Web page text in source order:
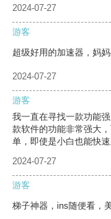
2024-07-27
游客
超级好用的加速器，妈
2024-07-27
游客
我一直在寻找一款功能
款软件的功能非常强大
单，即使是小白也能快速
2024-07-27
游客
梯子神器，ins随便看，